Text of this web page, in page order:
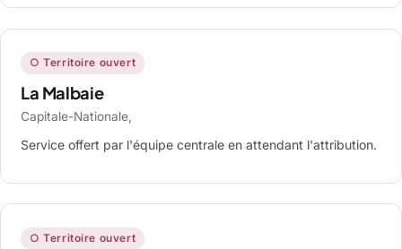
○ Territoire ouvert
La Malbaie
Capitale-Nationale,
Service offert par l'équipe centrale en attendant l'attribution.
○ Territoire ouvert